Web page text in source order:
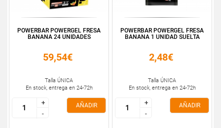
POWERBAR POWERGEL FRESA
BANANA 24 UNIDADES
59,54€
Talla ÚNICA
En stock, entrega en 24-72h
+
-
+
-
AÑADIR
POWERBAR POWERGEL FRESA
BANANA 1 UNIDAD SUELTA
2,48€
Talla ÚNICA
En stock, entrega en 24-72h
+
-
+
-
AÑADIR